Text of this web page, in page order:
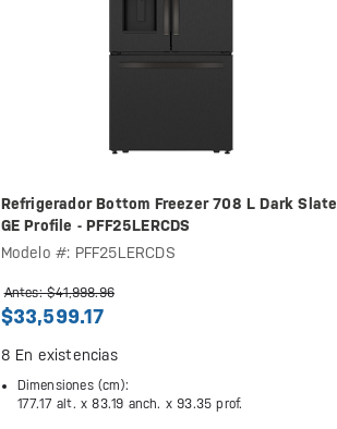
Refrigerador Bottom Freezer 708 L Dark Slate
GE Profile - PFF25LERCDS
Modelo #: PFF25LERCDS
Antes: $41,998.96
$33,599.17
8 En existencias
Dimensiones (cm):
177.17 alt. x83.19 anch. x93.35 prof.